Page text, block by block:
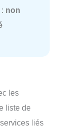
non
les
liste de
liés